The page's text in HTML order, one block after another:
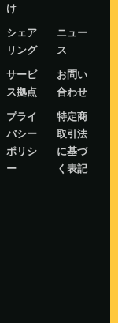
け
シェア
リング
ニュー
ス
サービ
ス拠点
お問い
合わせ
プライ
バシー
ポリシ
ー
特定商
取引法
に基づ
く表記